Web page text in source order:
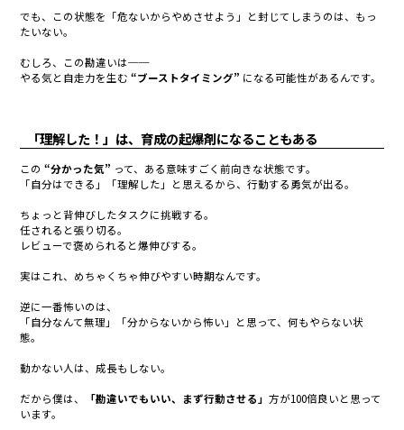
でも、この状態を「危ないからやめさせよう」と封じてしまうのは、もっ
たいない。
むしろ、この勘違いは──
やる気と自走力を生む“ブーストタイミング” になる可能性があるんです。
「理解した！」は、育成の起爆剤になることもある
この “分かった気” って、ある意味すごく前向きな状態です。
「自分はできる」「理解した」と思えるから、行動する勇気が出る。
ちょっと背伸びしたタスクに挑戦する。
任されると張り切る。
レビューで褒められると爆伸びする。
実はこれ、めちゃくちゃ伸びやすい時期なんです。
逆に一番怖いのは、
「自分なんて無理」「分からないから怖い」と思って、何もやらない状
態。
動かない人は、成長もしない。
だから僕は、 「勘違いでもいい、まず行動させる」方が100倍良いと思って
います。